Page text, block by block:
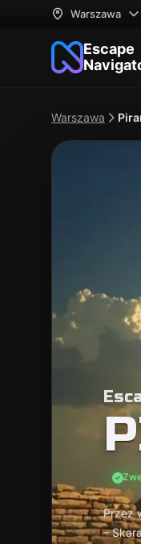
Warszawa
Escape
Warszawa
Przez
–